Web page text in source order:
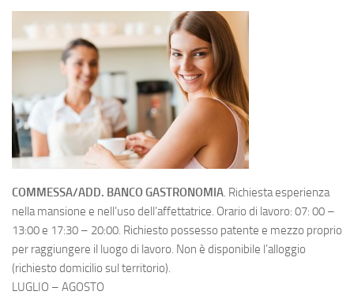
COMMESSA/ADD. BANCO GASTRONOMIA. Richiesta esperienza
nella mansione e nell’uso dell’affettatrice. Orario di lavoro: 07: 00 –
13:00 e 17:30 – 20:00. Richiesto possesso patente e mezzo proprio
per raggiungere il luogo di lavoro. Non è disponibile l’alloggio
(richiesto domicilio sul territorio).
LUGLIO – AGOSTO